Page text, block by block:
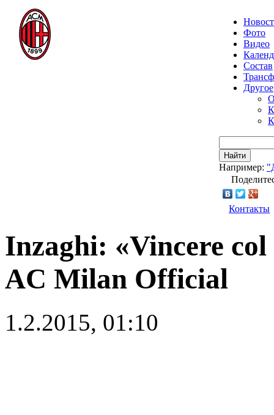
Фото
Видео
Состав
Другое
Найти
Например:
Контакты
Inzaghi: «Vincere
AC Milan Official
1.2.2015, 01:10